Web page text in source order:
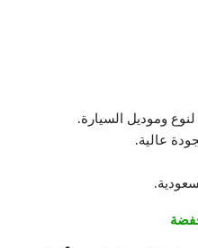
وموديل السيارة.
عالية.